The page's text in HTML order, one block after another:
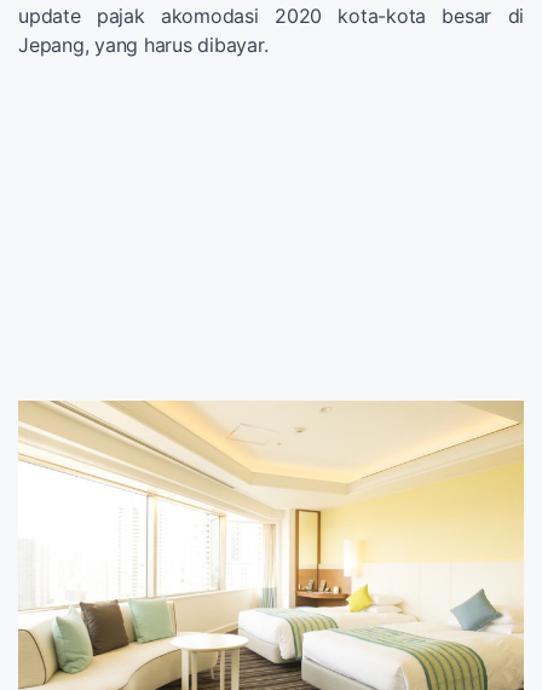
update pajak akomodasi 2020 kota-kota besar di
Jepang, yang harus dibayar.